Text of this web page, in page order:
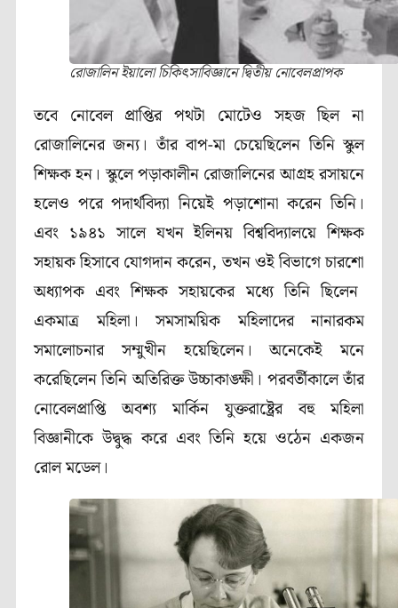
রোজালিন ইয়ালো চিকিৎসাবিজ্ঞানে দ্বিতীয় নোবেলপ্রাপক
তবে নোবেল প্রাপ্তির পথটা মোটেও সহজ ছিল না
রোজালিনেরজন্য। তাঁর বাপ-মা চেয়েছিলেন তিনি স্কুল
শিক্ষক হন। স্কুলে পড়াকালীন রোজালিনের আগ্রহ রসায়নে
হলেও পরে পদার্থবিদ্যা নিয়েই পড়াশোনা করেন তিনি।
এবং ১৯৪১সালে যখন ইলিনয় বিশ্ববিদ্যালয়ে শিক্ষক
সহায়ক হিসাবে যোগদান করেন, তখন ওই বিভাগেচারশো
অধ্যাপক এবং শিক্ষক সহায়কের মধ্যে তিনি ছিলেন
একমাত্র মহিলা। সমসাময়িক মহিলাদের নানারকম
সমালোচনার সম্মুখীন হয়েছিলেন। অনেকেই মনে
করেছিলেন তিনি অতিরিক্ত উচ্চাকাঙ্ক্ষী। পরবর্তীকালে তাঁর
নোবেলপ্রাপ্তি অবশ্য মার্কিন যুক্তরাষ্ট্রের বহু মহিলা
বিজ্ঞানীকে উদ্বুদ্ধ করে এবং তিনি হয়ে ওঠেন একজন
রোল মডেল।